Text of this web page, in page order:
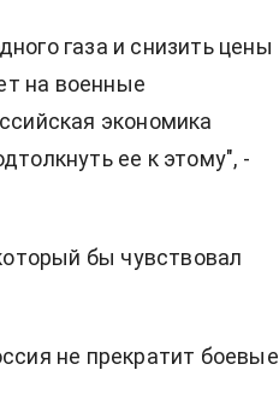
газа и снизить цены
на военные
экономика
ее к этому", -
бы чувствовал
не прекратит боевые